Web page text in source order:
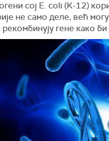
сој E. coli (K-12)
не само деле, већ
гене како